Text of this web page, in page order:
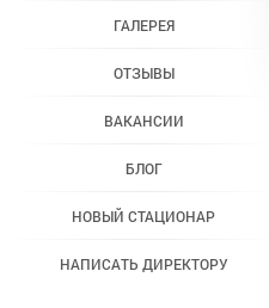
ГАЛЕРЕЯ
ОТЗЫВЫ
ВАКАНСИИ
БЛОГ
НОВЫЙ СТАЦИОНАР
НАПИСАТЬ ДИРЕКТОРУ